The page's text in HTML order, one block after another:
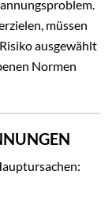
müssen
ausgewählt
Normen